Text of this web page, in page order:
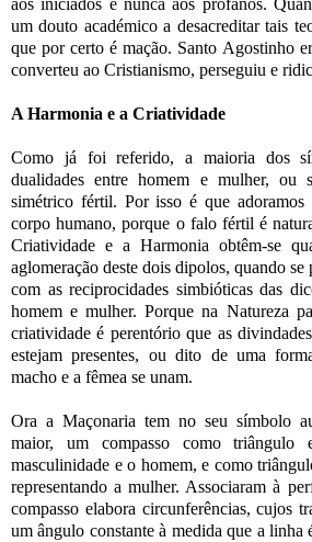
aos iniciados e nunca aos profanos.
um douto académico a desacreditar tais
que por certo é mação. Santo Agostinho
converteu ao Cristianismo, perseguiu e
A Harmonia e a Criatividade
Como já foi referido, a maioria dos
dualidades entre homem e mulher, ou
simétrico fértil. Por isso é que adoramos
corpo humano, porque o falo fértil é
Criatividade e a Harmonia obtêm-se
aglomeração deste dois dipolos, quando se
com as reciprocidades simbióticas das
homem e mulher. Porque na Natureza
criatividade é perentório que as
estejam presentes, ou dito de uma
macho e a fêmea se unam.
Ora a Maçonaria tem no seu símbolo
maior, um compasso como triângulo
masculinidade e o homem, e como
representando a mulher. Associaram à
compasso elabora circunferências, cujos
um ângulo constante à medida que a linha